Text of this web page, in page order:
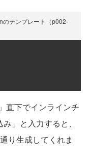
のテンプレート（p002-
直下でインラインチ
」と入力すると、
り生成してくれま